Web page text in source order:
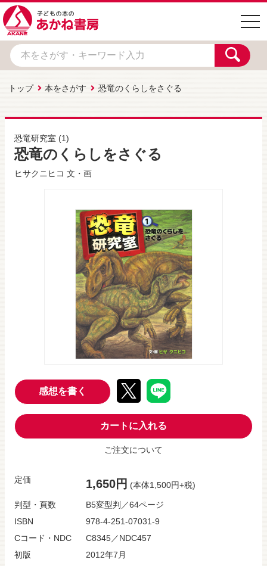
トップ 本をさがす 恐竜のくらしをさぐる
恐竜研究室 (1)
恐竜のくらしをさぐる
ヒサクニヒコ 文・画
感想を書く
カートに入れる
ご注文について
定価 1,650円 (本体1,500円+税)
判型・頁数
B5変型判／64ページ
ISBN
978-4-251-07031-9
Cコード・NDC
C8345／NDC457
初版
2012年7月